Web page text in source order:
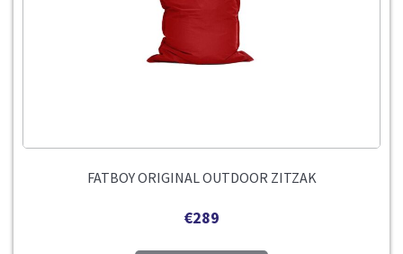
FATBOY ORIGINAL OUTDOOR ZITZAK
€289